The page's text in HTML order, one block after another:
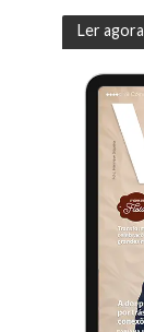
Ler agora